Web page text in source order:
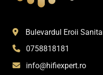
Bulevardul Eroii
0758818181
info@hifiexpert.ro